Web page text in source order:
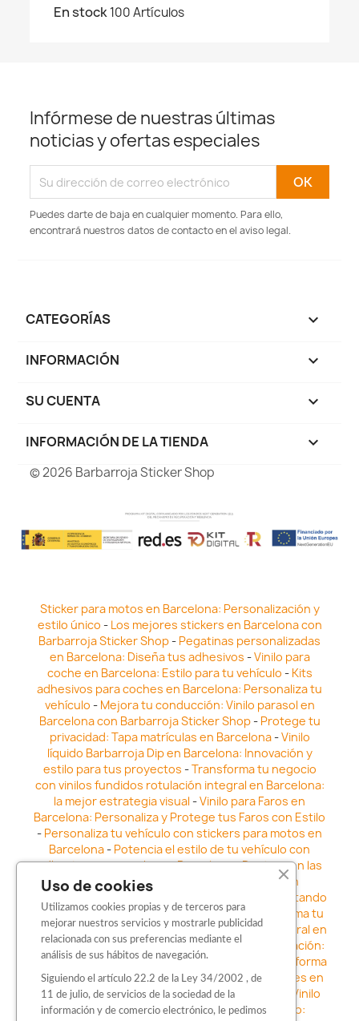
En stock100 Artículos
Infórmese de nuestras últimas
noticias y ofertas especiales
Puedes darte de baja en cualquier momento. Para ello,
encontrará nuestros datos de contacto en el aviso legal.
CATEGORÍAS 
INFORMACIÓN 
SU CUENTA 
INFORMACIÓN DE LA TIENDA keyboard_arrow_down
© 2026 Barbarroja Sticker Shop
Sticker para motos en Barcelona: Personalización y
estilo único - Los mejores stickers en Barcelona con
Barbarroja Sticker Shop- Pegatinas personalizadas
en Barcelona: Diseña tus adhesivos -Vinilo para
coche en Barcelona: Estilo para tu vehículo - Kits
adhesivos para coches en Barcelona: Personaliza tu
vehículo - Mejora tu conducción: Vinilo parasol en
Barcelona con Barbarroja Sticker Shop- Protege tu
privacidad: Tapa matrículas en Barcelona-Vinilo
líquido Barbarroja Dip en Barcelona: Innovación y
estilo para tus proyectos -Transforma tu negocio
con vinilos fundidos rotulación integral en Barcelona:
la mejor estrategia visual -Vinilo para Faros en
Barcelona: Personaliza y Protege tus Faros con Estilo
- Personaliza tu vehículo con stickers para motos en
Barcelona- Potencia el estilo de tu vehículo con
adhesivos para coche en Barcelona-Destaca en las
calles: Los Mejores stickers para coches en
Vinilo para faros en Barcelona: Resaltando
la Estética y Seguridad del Automóvil- Transforma tu
vehículo con los vinilos fundidos rotulación integral en
Barcelona-Explora la Innovación en Personalización:
Vinilo líquido barbarroja dip en Barcelona
Transforma
tu vehículo con estilo: Kits adhesivos para coches en
Barcelona-Personaliza tu vehículo con estilo: Vinilo
para coche en Barcelona-Destaca con Estilo:
Uso de cookies
Utilizamos cookies propias y de terceros para
mejorar nuestros servicios y mostrarle publicidad
relacionada con sus preferencias mediante el
análisis de sus hábitos de navegación.
Siguiendo el artículo 22.2 de la Ley 34/2002 , de
11 de julio, de servicios de la sociedad de la
información y de comercio electrónico, le pedimos